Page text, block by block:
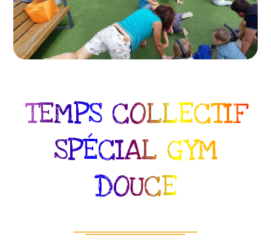
TEMPS COLLECTIF
SPÉCIAL GYM
DOUCE